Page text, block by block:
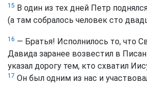
15 В один из тех дней Петр
(а там собралось человек сто
16 — Братья! Исполнилось то, что
Давида заранее возвестил в
указал дорогу тем, кто схватил
17 Он был одним из нас и